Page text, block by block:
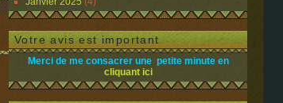
Votre avis est important
Merci de me consacrer une petite minute en
cliquant ici